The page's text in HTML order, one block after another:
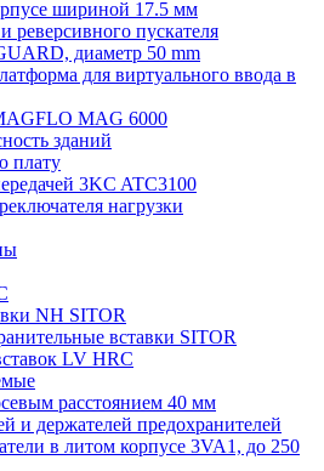
шириной 17.5 мм
реверсивного пускателя
диаметр 50 mm
для виртуального ввода в
MAG 6000
зданий
плату
3KC ATC3100
нагрузки
NH SITOR
вставки SITOR
LV HRC
расстоянием 40 мм
и держателей предохранителей
в литом корпусе 3VA1, до 250